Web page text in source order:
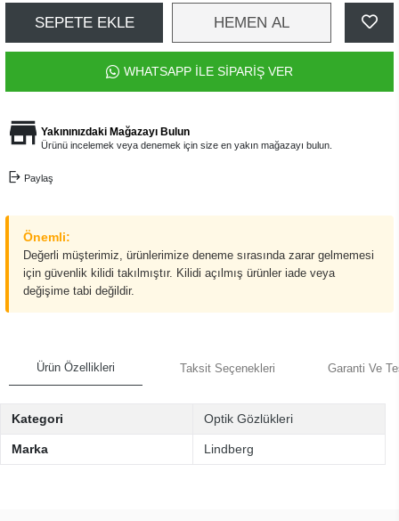
SEPETE EKLE HEMEN AL
WHATSAPP İLE SİPARİŞ VER
Yakınınızdaki Mağazayı Bulun
Ürünü incelemek veya denemek için size en yakın mağazayı bulun.
Paylaş
Önemli:
Değerli müşterimiz, ürünlerimize deneme sırasında zarar gelmemesi
için güvenlik kilidi takılmıştır. Kilidi açılmış ürünler iade veya
değişime tabi değildir.
Ürün Özellikleri Taksit Seçenekleri Garanti Ve
Kategori Optik Gözlükleri
Marka Lindberg